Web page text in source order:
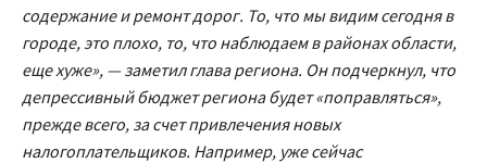
содержание и ремонт дорог. То, что мы видим сегодня в
городе, это плохо, то, что наблюдаем в районах области,
еще хуже», — заметил глава региона. Он подчеркнул, что
депрессивный бюджет региона будет «поправляться»,
прежде всего, за счет привлечения новых
налогоплательщиков. Например, уже сейчас